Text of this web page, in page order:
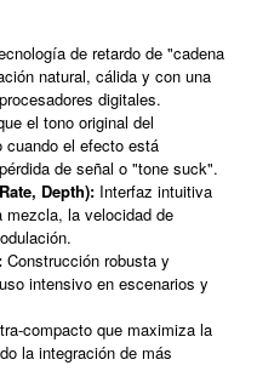
de retardo de "cadena
natural, cálida y con una
digitales.
el tono original del
cuando el efecto está
de señal o "tone suck".
Depth): Interfaz intuitiva
mezcla, la velocidad de
Construcción robusta y
intensivo en escenarios y
compacto que maximiza la
la integración de más